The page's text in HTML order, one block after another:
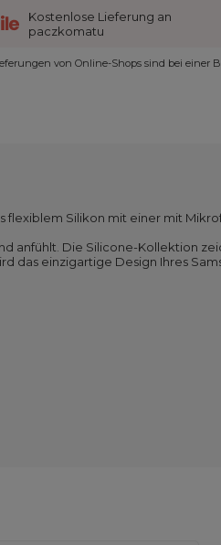
Kostenlose Lieferung an
paczkomatu
von Online-Shops sind bei einer
flexiblem Silikon mit einer mit
anfühlt. Die Silicone-Kollektion
das einzigartige Design Ihres